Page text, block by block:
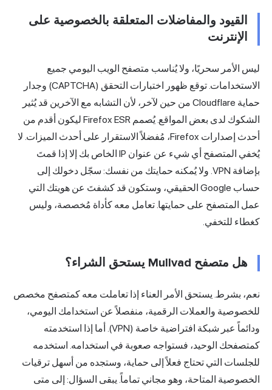
القيود والمفاضلات المتعلقة بالخصوصية على
الإنترنت
الأمر سحريًا، ولا يُناسب متصفح الويب اليومي جميع
الاستخدامات. توقع ظهور اختبارات التحقق (CAPTCHA) وجدار
حماية Cloudflare من حين لآخر، لأن التشابه مع الآخرين قد يُثير
الشكوك لدى بعض المواقع. يُصمم Firefox ESR ليكون أقدم من
أحدث إصدارات Firefox، مُفضلاً الاستقرار على أحدث الميزات. لا
يُخفي المتصفح أي شيء عن عنوان IP الخاص بك إلا إذا قمتَ
بإضافة VPN. ولا يُمكنه حمايتك من نفسك: سجّل دخولك إلى
حساب Google الحقيقي، وستكون قد كشفتَ عن هويتك التي
المتصفح على حمايتها. تعامل معه كأداة مُخصصة، وليس
للتخفي.
هل متصفح Mullvad يستحق الشراء؟
بشرط. يستحق الأمر العناء إذا تعاملت معه كمتصفح مخصص
والعملات الرقمية، منفصلاً عن استخدامك اليومي،
ودائماً عبر شبكة افتراضية خاصة (VPN). أما إذا استخدمته
الوحيد، فستواجه صعوبة في استخدامه. استخدمه
التي تحتاج فعلاً إلى حماية، وستجده من أسهل ترقيات
المتاحة، وهو مجاني تماماً. يبقى السؤال: إلى متى